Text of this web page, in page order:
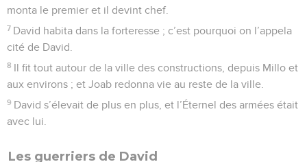
monta le premier et il devint chef.
7 David habita dans la forteresse ; c’est pourquoi on l’appela
cité de David.
8 Il fit tout autour de la ville des constructions, depuis Millo et
aux environs ; et Joab redonna vie au reste de la ville.
9 David s’élevait de plus en plus, et l’Éternel des armées était
avec lui.
Les guerriers de David